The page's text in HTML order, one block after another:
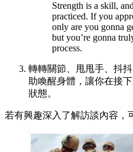
Strength is a skill,
practiced. If you
only are you gonna
but you’re gonna
process.
轉轉關節、甩甩手、抖
助喚醒身體，讓你在接
狀態。
若有興趣深入了解訪談內容，